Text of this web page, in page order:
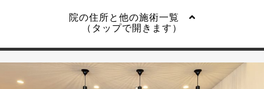
院の住所と他の施術一覧
（タップで開きます）